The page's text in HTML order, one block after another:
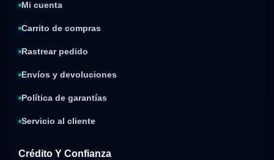
Mi cuenta
Carrito de compras
Rastrear pedido
Envíos y devoluciones
Política de garantías
Servicio al cliente
Crédito Y Confianza